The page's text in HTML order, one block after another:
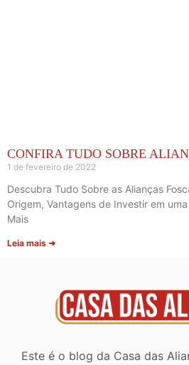
CONFIRA TUDO SOBRE
1 de fevereiro de 2022
Descubra Tudo Sobre as Alianças
Origem, Vantagens de Investir em
Mais
Leia mais ➜
Este é o blog da Casa das